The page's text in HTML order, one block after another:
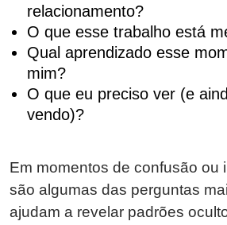
relacionamento?
O que esse trabalho está
Qual aprendizado esse
mim?
O que eu preciso ver (e
vendo)?
Em momentos de confusão ou
são algumas das perguntas
ajudam a revelar padrões